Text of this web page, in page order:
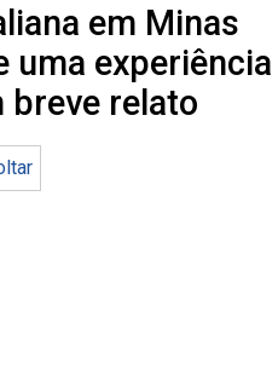
em Minas
uma experiência
breve relato